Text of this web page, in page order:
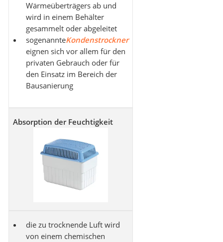
Wärmeüberträgers ab und
wird in einem Behälter
gesammelt oder abgeleitet
sogenannteKondenstrockner
eignen sich vor allem für den
privaten Gebrauch oder für
den Einsatz im Bereich der
Bausanierung
Absorption der Feuchtigkeit
die zu trocknende Luft wird
von einem chemischen